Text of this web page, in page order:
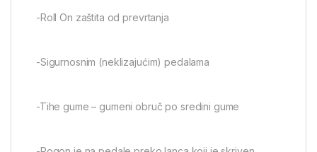
-Roll On zaštita od prevrtanja
-Sigurnosnim (neklizajućim) pedalama
-Tihe gume – gumeni obruč po sredini gume